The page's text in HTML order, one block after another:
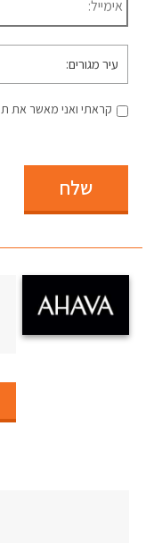
עיר
מגורים
קראתי ואני מאשר את
שלח